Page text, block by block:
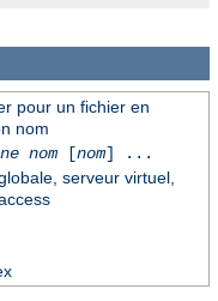
pour un fichier en
nom
nom[nom] ...
serveur virtuel,